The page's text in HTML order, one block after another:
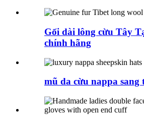
Gối dài lông cừu Tây
chính hãng
mũ da cừu nappa sang